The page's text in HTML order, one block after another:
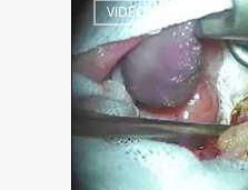
VIDEOS